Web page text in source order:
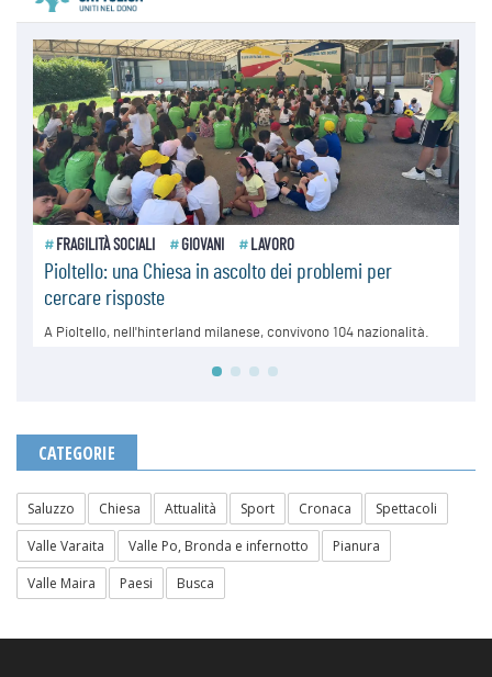
CATEGORIE
Saluzzo Chiesa Attualità Sport Cronaca
Spettacoli
Valle Varaita
Valle Po, Bronda e infernotto
Pianura
Valle Maira
Paesi Busca